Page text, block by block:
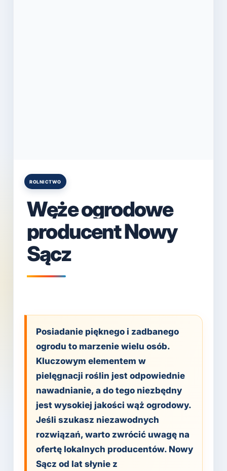
Posted
ROLNICTWO
Węże ogrodowe
producent Nowy
Sącz
Posiadanie pięknego i zadbanego
ogrodu to marzenie wielu osób.
Kluczowym elementem w
pielęgnacji roślin jest odpowiednie
nawadnianie, a do tego niezbędny
jest wysokiej jakości wąż ogrodowy.
Jeśli szukasz niezawodnych
rozwiązań, warto zwrócić uwagę na
ofertę lokalnych producentów. Nowy
Sącz od lat słynie z